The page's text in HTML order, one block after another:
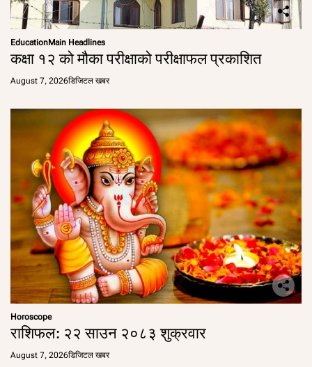
EducationMain Headlines
कक्षा १२ को मौका परीक्षाको परीक्षाफल प्रकाशित
August 7, 2026डिजिटल खबर
Horoscope
राशिफल: २२ साउन २०८३ शुक्रवार
August 7, 2026डिजिटल खबर